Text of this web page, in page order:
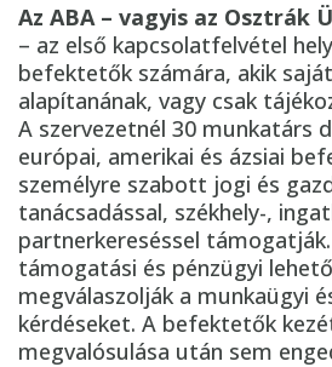
Az ABA – vagyis az Osztrák
– az első kapcsolatfelvétel
befektetők számára, akik
alapítanának, vagy csak
A szervezetnél 30 munkatárs
európai, amerikai és ázsiai
személyre szabott jogi és
tanácsadással, székhely-,
partnerkereséssel
támogatási és pénzügyi
megválaszolják a munkaügyi
kérdéseket. A befektetők
megvalósulása után sem